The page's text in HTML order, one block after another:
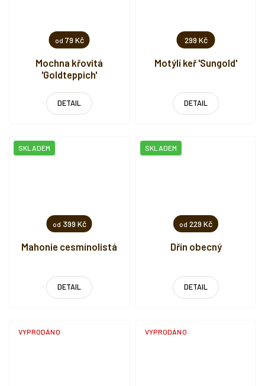
od 79 Kč
Mochna křovitá
'Goldteppich'
DETAIL
299 Kč
Motýlí keř 'Sungold'
DETAIL
od 399 Kč
Mahonie cesmínolistá
SKLADEM
DETAIL
od 229 Kč
Dřín obecný
SKLADEM
DETAIL
VYPRODÁNO VYPRODÁNO